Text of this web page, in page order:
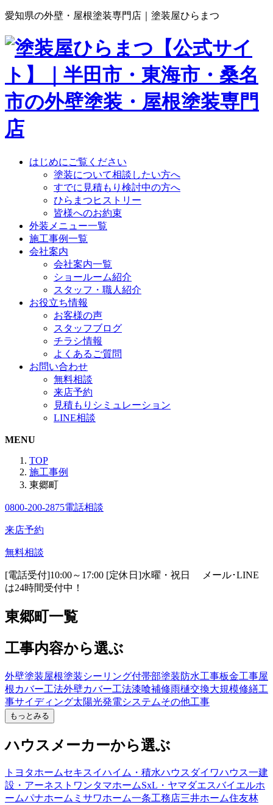
愛知県の外壁・屋根塗装専門店｜塗装屋ひらまつ
はじめにご覧ください
塗装について相談したい方へ
すでに見積もり検討中の方へ
ひらまつヒストリー
皆様へのお約束
外装メニュー一覧
施工事例一覧
会社案内
会社案内一覧
ショールーム紹介
スタッフ・職人紹介
お役立ち情報
お客様の声
スタッフブログ
チラシ情報
よくあるご質問
お問い合わせ
無料相談
来店予約
見積もりシミュレーション
LINE相談
MENU
TOP
施工事例
東郷町
0800-200-2875電話相談
来店予約
無料相談
[電話受付]10:00～17:00 [定休日]水曜・祝日
メール･LINE
は24時間受付中！
東郷町一覧
工事内容から選ぶ
外壁塗装屋根塗装シーリング付帯部塗装防水工事板金工事屋
根カバー工法外壁カバー工法漆喰補修雨樋交換大規模修繕工
事サイディング太陽光発電システムその他工事
もっとみる
ハウスメーカーから選ぶ
トヨタホームセキスイハイム・積水ハウス ダイワハウス一建
設・アーネストワンタマホームSxL・ヤマダエスバイエルホ
ームパナホーム ミサワホーム一条工務店三井ホーム住友林